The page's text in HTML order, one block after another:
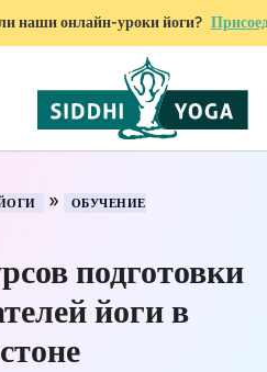
наши онлайн-уроки йоги?
»
ОБУЧЕНИЕ
подготовки
йоги в